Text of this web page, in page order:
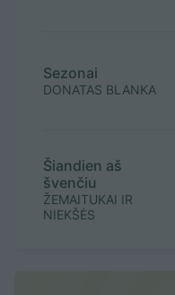
Sezonai
DONATAS BLANKA
Šiandien aš
švenčiu
ŽEMAITUKAI IR
NIEKŠĖS